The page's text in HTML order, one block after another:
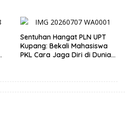
Sentuhan Hangat PLN UPT
Kupang: Bekali Mahasiswa
PKL Cara Jaga Diri di Dunia